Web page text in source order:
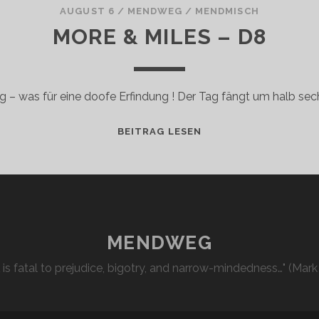
AUGUST 6 / MENDWEG / MENDMISCH
MORE & MILES – D8
– was für eine doofe Erfindung ! Der Tag fängt um halb
BEITRAG LESEN
MENDWEG
is fatal to prejudice, bigotry, and narrow-mindedness…"